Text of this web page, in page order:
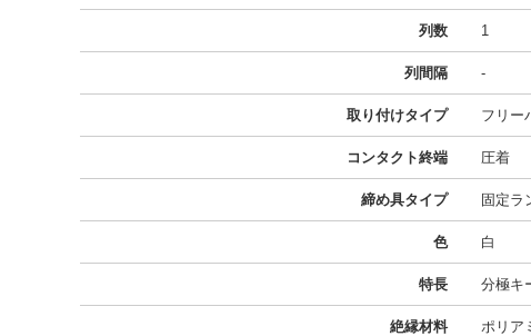
列数 1
列間隔 -
取り付けタイプ フリー
コンタクト終端 圧着
締め具タイプ 固定ラ
色 白
特長 分極キ
絶縁材料 ポリア